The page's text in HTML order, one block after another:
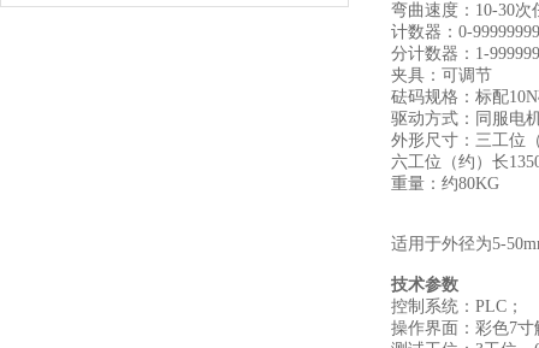
弯曲速度：10-30次
计数器：0-
分计数器：1-
夹具：可调节
砝码规格：标配
驱动方式：同服电
外形尺寸：三工位
六工位（约）长
重量：约80KG
适用于外径为5-
技术参数
控制系统：PLC；
操作界面：彩色7